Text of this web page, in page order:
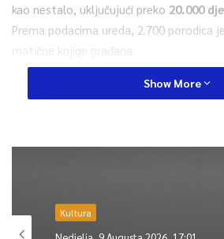
kao nestalo, uključujući preko 20.000
Prema podacima ureda, 2.700 porodica
matične knjige građana.
Među poginulima je 1.670 medicinskog
mijenjaju život, poput amputacija,
obrazovne institucije, uz veliku štetu na
objekata.
Show More
Kultura